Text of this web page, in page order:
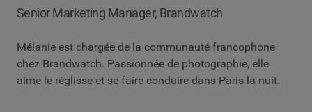
Senior Marketing Manager, Brandwatch
Mélanie est chargée de la communauté francophone
chez Brandwatch. Passionnée de photographie, elle
aime le réglisse et se faire conduire dans Paris la nuit.